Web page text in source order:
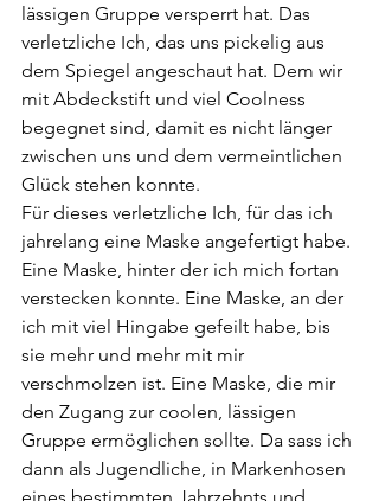
lässigen Gruppe versperrt hat. Das
verletzliche Ich, das uns pickelig aus
dem Spiegel angeschaut hat. Dem wir
mit Abdeckstift und viel Coolness
begegnet sind, damit es nicht länger
zwischen uns und dem vermeintlichen
Glück stehen konnte.
Für dieses verletzliche Ich, für das ich
jahrelang eine Maske angefertigt habe.
Eine Maske, hinter der ich mich fortan
verstecken konnte. Eine Maske, an der
ich mit viel Hingabe gefeilt habe, bis
sie mehr und mehr mit mir
verschmolzen ist. Eine Maske, die mir
den Zugang zur coolen, lässigen
Gruppe ermöglichen sollte. Da sass ich
dann als Jugendliche, in Markenhosen